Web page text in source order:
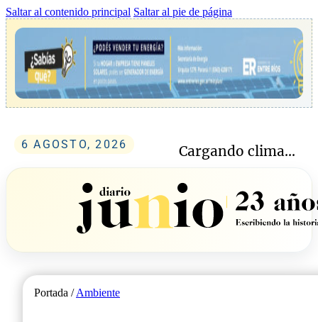
Saltar al contenido principal Saltar al pie de página
6 AGOSTO, 2026 Cargando clima...
Portada /Ambiente